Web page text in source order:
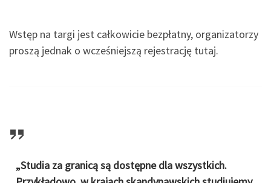
Wstęp na targi jest całkowicie bezpłatny, organizatorzy
proszą jednak o wcześniejszą rejestrację tutaj.
„Studia za granicą są dostępne dla wszystkich.